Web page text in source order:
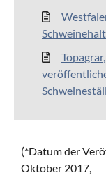
(*Datum der
Oktober 2017,